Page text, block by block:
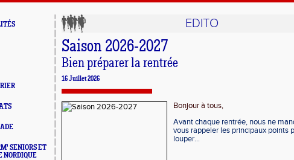
SENIORS ET
NORDIQUE
EDITO
Saison 2026-2027
Bien préparer la rentrée
16 Juillet 2026
Bonjour à tous,
Avant chaque rentrée, nous ne
vous rappeler les principaux points
louper...